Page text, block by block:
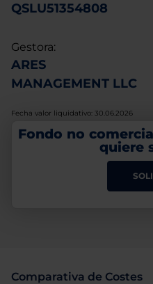
QSLU51354808
Gestora:
ARES
MANAGEMENT LLC
Fecha valor liquidativo: 30.06.2026
Fondo no
quiere
Comparativa de Costes